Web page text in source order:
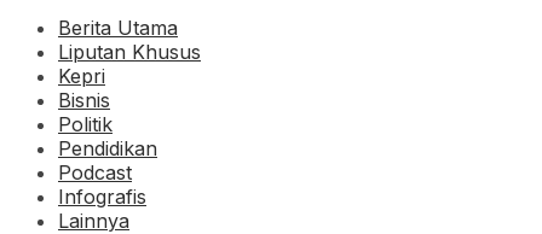
Berita Utama
Liputan Khusus
Kepri
Bisnis
Politik
Pendidikan
Podcast
Infografis
Lainnya